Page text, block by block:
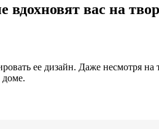
вдохновят вас на
ее дизайн. Даже несмотря
доме.